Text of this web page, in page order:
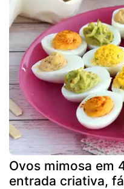
Ovos mimosa em
entrada criativa,